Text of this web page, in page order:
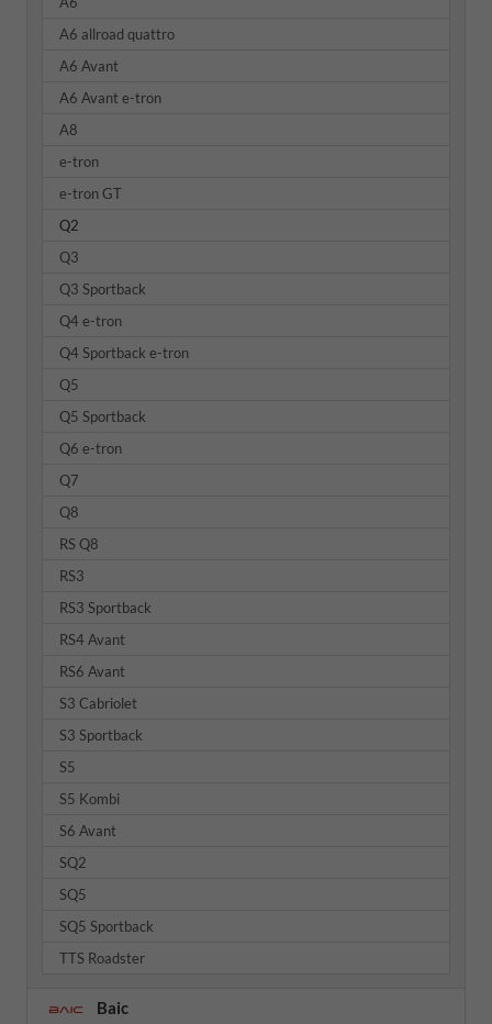
A6 allroad quattro
A6 Avant
A6 Avant e-tron
A8
e-tron
e-tron GT
Q2
Q3
Q3 Sportback
Q4 e-tron
Q4 Sportback e-tron
Q5
Q5 Sportback
Q6 e-tron
Q7
Q8
RS Q8
RS3
RS3 Sportback
RS4 Avant
RS6 Avant
S3 Cabriolet
S3 Sportback
S5
S5 Kombi
S6 Avant
SQ2
SQ5
SQ5 Sportback
TTS Roadster
Baic